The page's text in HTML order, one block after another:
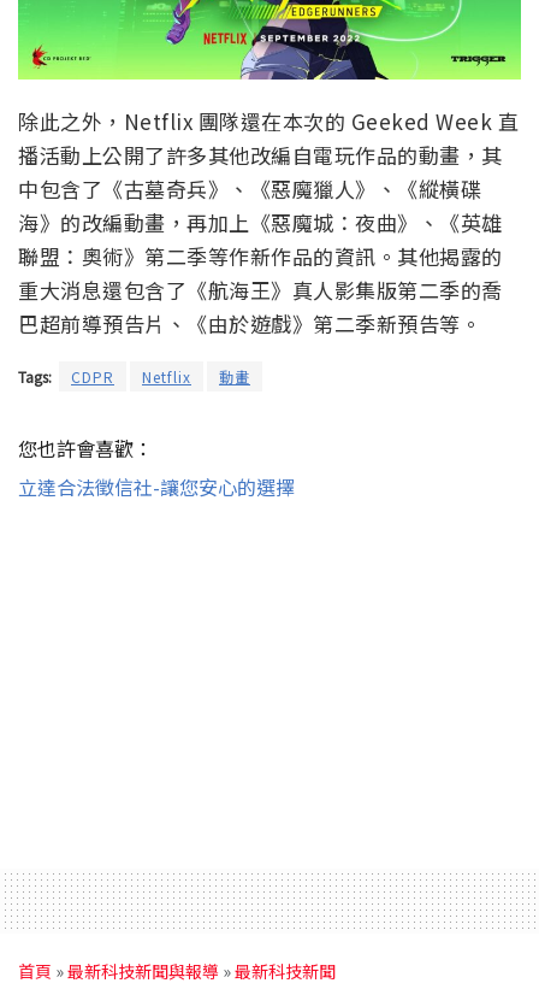
除此之外，Netflix 團隊還在本次的 Geeked Week 直
播活動上公開了許多其他改編自電玩作品的動畫，其
中包含了《古墓奇兵》、《惡魔獵人》、《縱橫碟
海》的改編動畫，再加上《惡魔城：夜曲》、《英雄
聯盟：奧術》第二季等作新作品的資訊。其他揭露的
重大消息還包含了《航海王》真人影集版第二季的喬
巴超前導預告片、《由於遊戲》第二季新預告等。
Tags: CDPR Netflix 動畫
您也許會喜歡：
立達合法徵信社-讓您安心的選擇
首頁 »最新科技新聞與報導 »最新科技新聞